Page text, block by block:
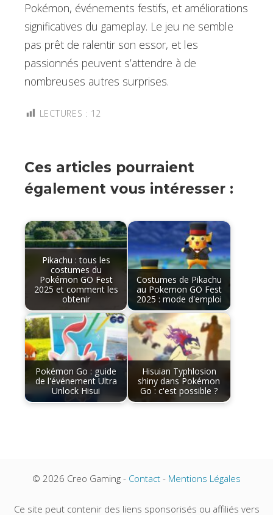
Pokémon, événements festifs, et améliorations
significatives du gameplay. Le jeu ne semble
pas prêt de ralentir son essor, et les
passionnés peuvent s’attendre à de
nombreuses autres surprises.
LECTURES : 12
Ces articles pourraient
également vous intéresser :
Pikachu : tous les
costumes du
Pokémon GO Fest
2025 et comment les
obtenir
Costumes de Pikachu
au Pokemon GO Fest
2025 : mode d'emploi
Pokémon Go : guide
de l'événement Ultra
Unlock Hisui
Hisuian Typhlosion
shiny dans Pokémon
Go : c'est possible ?
© 2026 Creo Gaming - Contact - Mentions Légales
Ce site peut contenir des liens sponsorisés ou affiliés vers